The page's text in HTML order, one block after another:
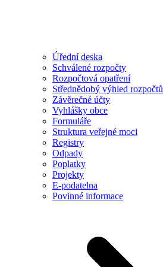
Úřední deska
Schválené rozpočty
Rozpočtová opatření
Střednědobý výhled rozpočtů
Závěrečné účty
Vyhlášky obce
Formuláře
Struktura veřejné moci
Registry
Odpady
Poplatky
Projekty
E-podatelna
Povinné informace